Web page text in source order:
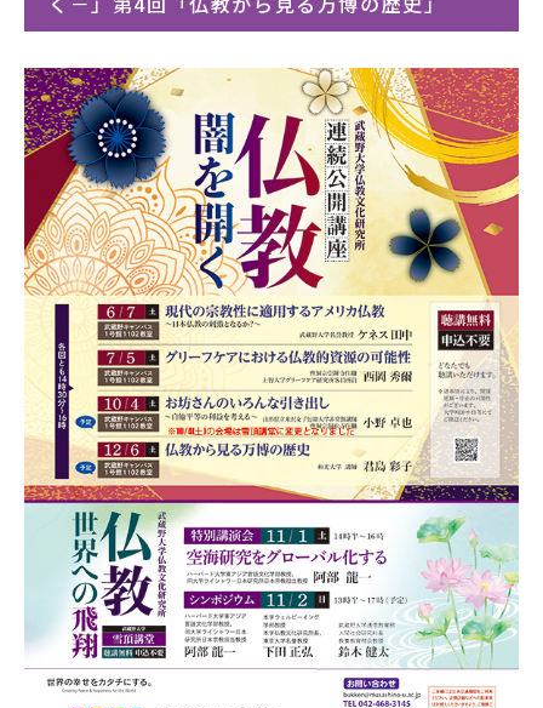
よくあるご質問 プライバシーポリシー
サイトポリシー サイトマップ